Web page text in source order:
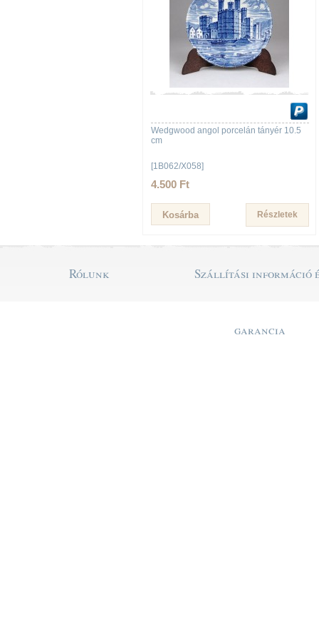
Wedgwood angol porcelán tányér 10.5
cm
[1B062/X058]
4.500 Ft
Részletek
Rólunk Szállítási információ
garancia